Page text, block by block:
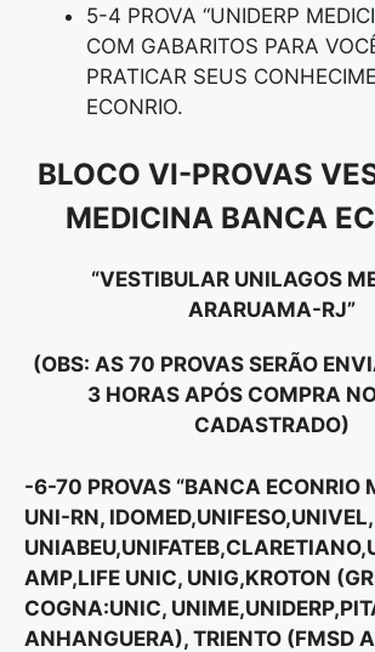
5-4 PROVA “UNIDERP
COM GABARITOS PARA
PRATICAR SEUS
ECONRIO.
BLOCO VI-PROVAS
MEDICINA BANCA
“VESTIBULAR UNILAGOS
ARARUAMA-RJ”
(OBS: AS 70 PROVAS SERÃO
3 HORAS APÓS COMPRA
CADASTRADO)
-6-70 PROVAS “BANCA ECONRIO
UNI-RN, IDOMED,UNIFESO,UNIVEL,
AMP,LIFE UNIC, UNIG,KROTON
COGNA:UNIC,
ANHANGUERA), TRIENTO (FMSD